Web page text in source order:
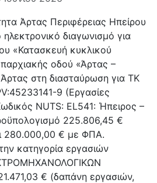
Άρτας Περιφέρειας Ηπείρου
διαγωνισμό για
«Κατασκευή κυκλικού
οδού «Άρτας –
στη διασταύρωση για ΤΚ
9 (Εργασίες
ΝUTS: EL541: Ήπειρος –
225.806,45 €
280.000,00 € με ΦΠΑ.
κατηγορία εργασιών
€ (δαπάνη εργασιών,